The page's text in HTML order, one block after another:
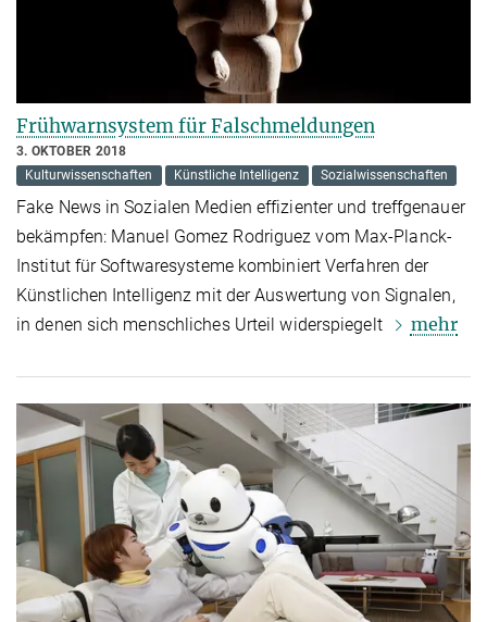
Frühwarnsystem für Falschmeldungen
3. OKTOBER 2018
Kulturwissenschaften
Künstliche Intelligenz Sozialwissenschaften
Fake News in Sozialen Medien effizienter und treffgenauer
bekämpfen: Manuel Gomez Rodriguez vom Max-Planck-
Institut für Softwaresysteme kombiniert Verfahren der
Künstlichen Intelligenz mit der Auswertung von Signalen,
in denen sich menschliches Urteil widerspiegelt
mehr